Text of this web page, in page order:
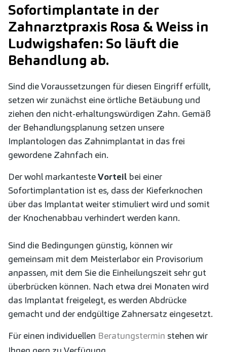
Sofortimplantate in der
Zahnarztpraxis Rosa & Weiss in
Ludwigshafen: So läuft die
Behandlung ab.
Sind die Voraussetzungen für diesen Eingriff erfüllt,
setzen wir zunächst eine örtliche Betäubung und
ziehen den nicht-erhaltungswürdigen Zahn. Gemäß
der Behandlungsplanung setzen unsere
Implantologen das Zahnimplantat in das frei
gewordene Zahnfach ein.
Der wohl markantesteVorteil bei einer
Sofortimplantation ist es, dass der Kieferknochen
über das Implantat weiter stimuliert wird und somit
der Knochenabbau verhindert werden kann.
Sind die Bedingungen günstig, können wir
gemeinsam mit dem Meisterlabor ein Provisorium
anpassen, mit dem Sie die Einheilungszeit sehr gut
überbrücken können. Nach etwa drei Monaten wird
das Implantat freigelegt, es werden Abdrücke
gemacht und der endgültige Zahnersatz eingesetzt.
Für einen individuellen Beratungstermin stehen wir